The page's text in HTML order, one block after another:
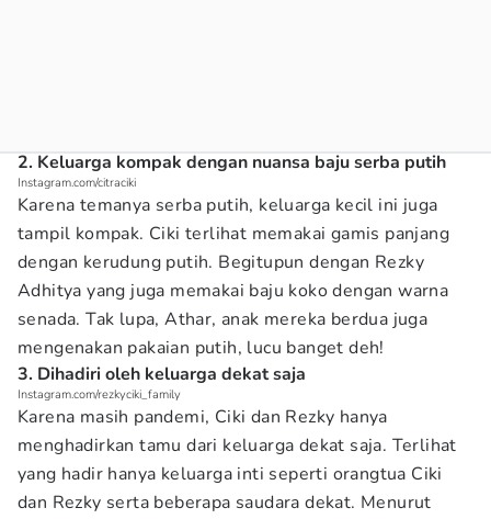
2. Keluarga kompak dengan nuansa baju serba putih
Instagram.com/citraciki
Karena temanya serba putih, keluarga kecil ini juga
tampil kompak. Ciki terlihat memakai gamis panjang
dengan kerudung putih. Begitupun dengan Rezky
Adhitya yang juga memakai baju koko dengan warna
senada. Tak lupa, Athar, anak mereka berdua juga
mengenakan pakaian putih, lucu banget deh!
3. Dihadiri oleh keluarga dekat saja
Instagram.com/rezkyciki_family
Karena masih pandemi, Ciki dan Rezky hanya
menghadirkan tamu dari keluarga dekat saja. Terlihat
yang hadir hanya keluarga inti seperti orangtua Ciki
dan Rezky serta beberapa saudara dekat. Menurut